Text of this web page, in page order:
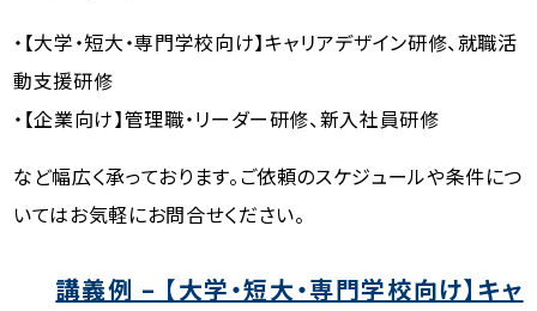
・【大学・短大・専門学校向け】キャリアデザイン研修、就職活
動支援研修
・【企業向け】管理職・リーダー研修、新入社員研修
など幅広く承っております。ご依頼のスケジュールや条件につ
いてはお気軽にお問合せください。
講義例 – 【大学・短大・専門学校向け】キャ